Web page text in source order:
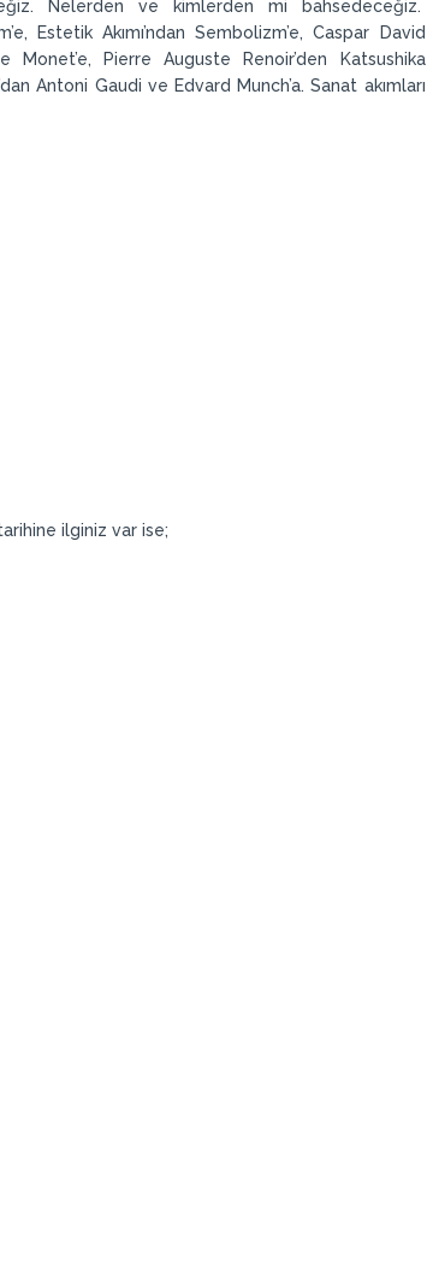
Nelerden ve kimlerden mi bahsedeceğiz.
Estetik Akımı’ndan Sembolizm’e, Caspar David
Monet’e, Pierre Auguste Renoir’den Katsushika
Antoni Gaudi ve Edvard Munch’a. Sanat akımları
ilginiz var ise;